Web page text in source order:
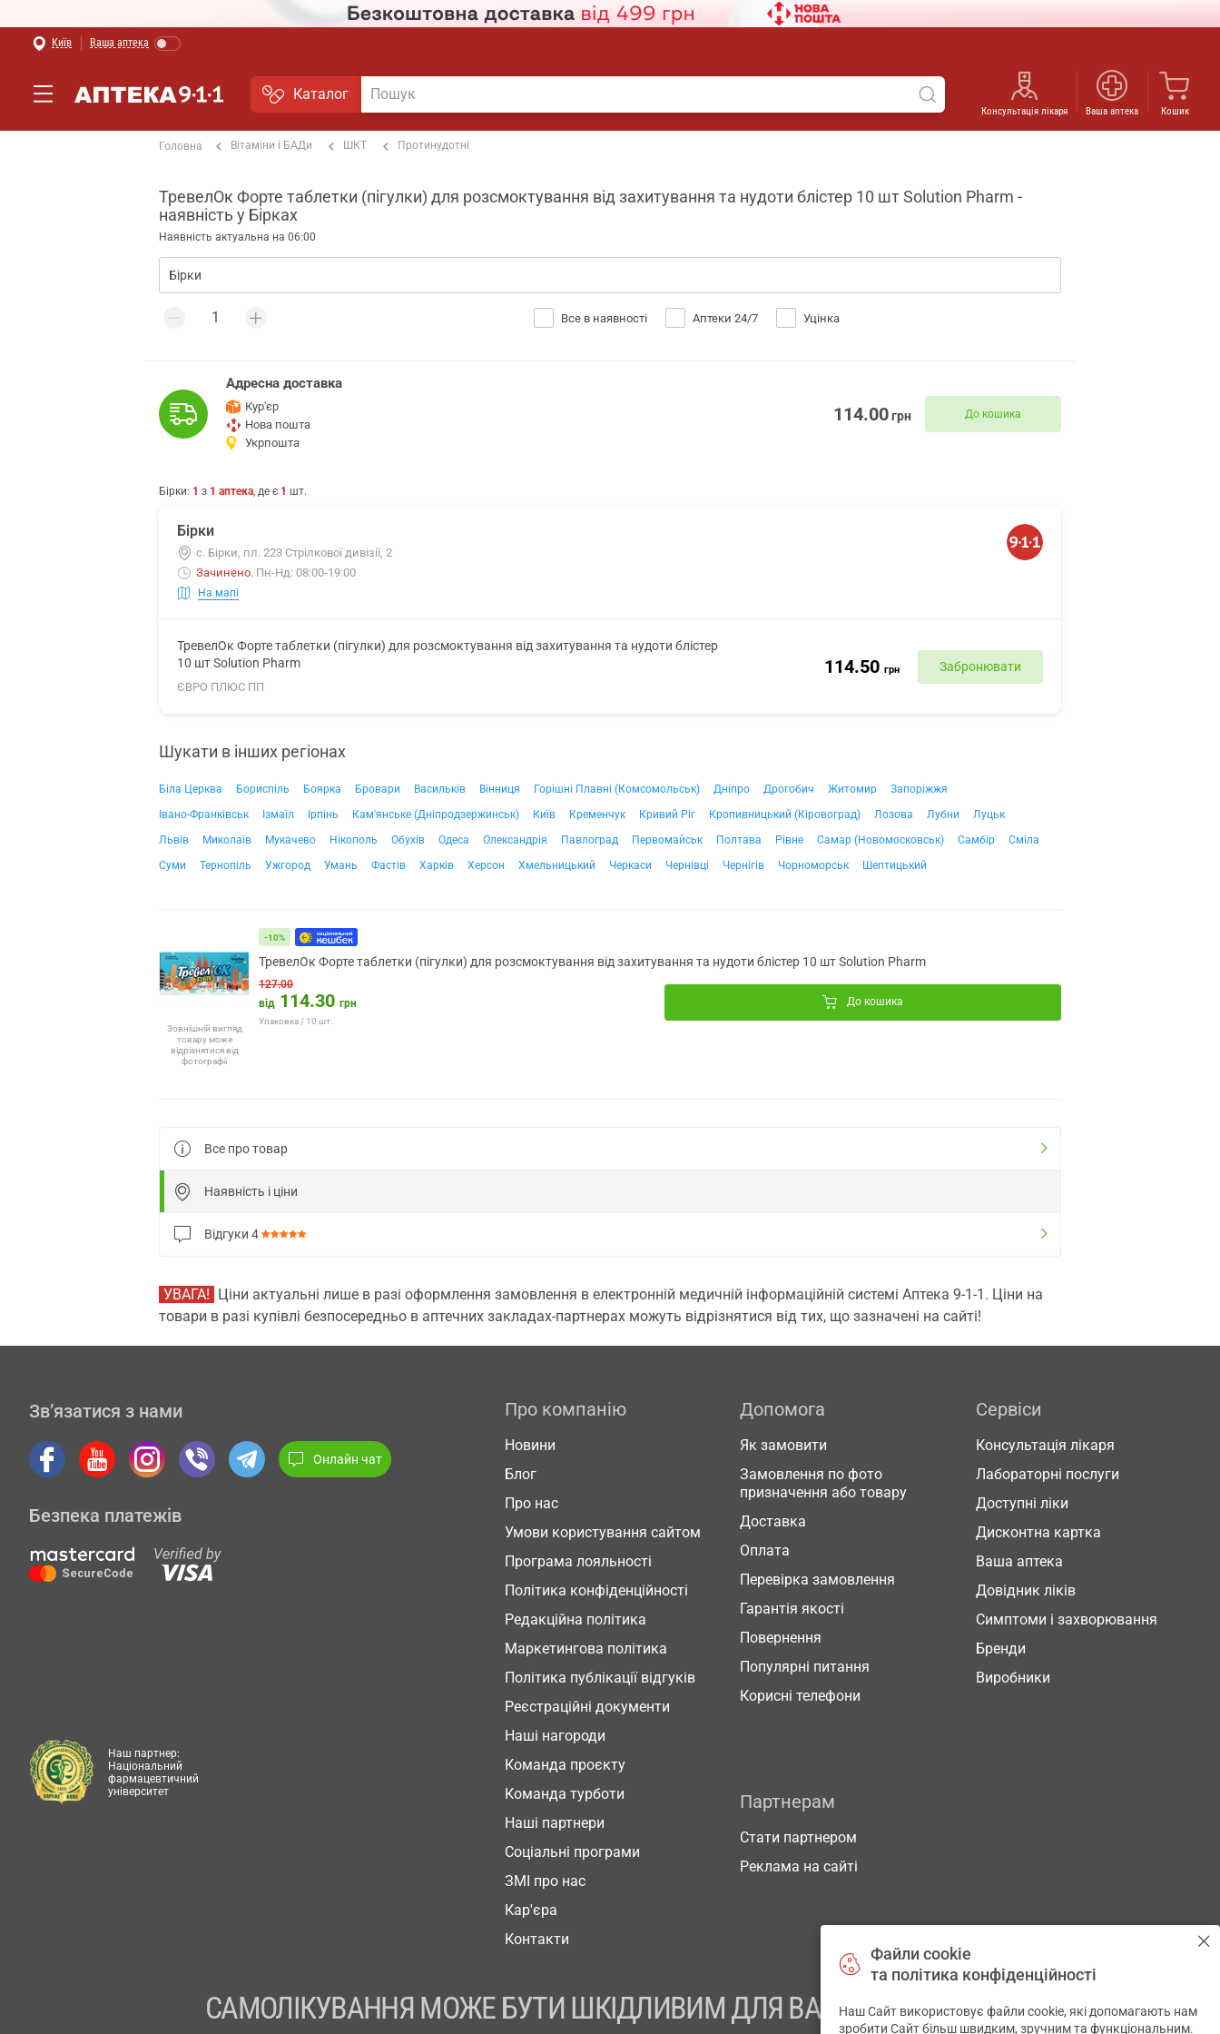
Київ Ваша аптека
Каталог
Консультація лікаря Ваша аптека Кошик
Головна Вітаміни і БАДи ШКТ Протинудотні
ТревелОк Форте таблетки (пігулки) для розсмоктування від захитування та нудоти блістер 10 шт Solution Pharm -
наявність у Бірках
Наявність актуальна на 06:00
Все в наявності Аптеки 24/7 Уцінка
Адресна доставка
Кур'єр
Нова пошта
Укрпошта
114.00грн До кошика
Бірки: 1 з 1 аптека, де є 1 шт.
Бірки
с. Бірки, пл. 223 Стрілкової дивізії, 2
Зачинено. Пн-Нд: 08:00-19:00
На мапі
ТревелОк Форте таблетки (пігулки) для розсмоктування від захитування та нудоти блістер
10 шт Solution Pharm
ЄВРО ПЛЮС ПП
114.50 грн Забронювати
Шукати в інших регіонах
Біла Церква Бориспіль Боярка Бровари Васильків Вінниця Горішні Плавні (Комсомольськ) Дніпро Дрогобич Житомир
Запоріжжя
Івано-Франківськ
Ізмаїл Ірпінь Кам'янське (Дніпродзержинськ) Київ Кременчук Кривий Ріг Кропивницький (Кіровоград) Лозова Лубни
Луцьк
Львів
Миколаїв Мукачево Нікополь Обухів Одеса Олександрія Павлоград Первомайськ Полтава Рівне Самар (Новомосковськ) Самбір
Сміла
Суми
Тернопіль Ужгород Умань Фастів Харків Херсон Хмельницький Черкаси Чернівці Чернігів Чорноморськ Шептицький
Зовнішній вигляд
товару може
відрізнятися від
фотографії
-10%
ТревелОк Форте таблетки (пігулки) для розсмоктування від захитування та нудоти блістер 10 шт Solution Pharm
127.00
від 114.30 грн
Упаковка / 10 шт.
До кошика
Все про товар
Наявність і ціни
Відгуки 4
УВАГА! Ціни актуальні лише в разі оформлення замовлення в електронній медичній інформаційній системі Аптека 9-1-1. Ціни на
товари в разі купівлі безпосередньо в аптечних закладах-партнерах можуть відрізнятися від тих, що зазначені на сайті!
Зв’язатися з нами
Онлайн чат
Безпека платежів
Про компанію
Новини
Блог
Про нас
Умови користування сайтом
Програма лояльності
Політика конфіденційності
Редакційна політика
Маркетингова політика
Політика публікації відгуків
Реєстраційні документи
Наші нагороди
Команда проєкту
Команда турботи
Наші партнери
Соціальні програми
ЗМІ про нас
Кар'єра
Контакти
Допомога
Як замовити
Замовлення по фото
призначення або товару
Доставка
Оплата
Перевірка замовлення
Гарантія якості
Повернення
Популярні питання
Корисні телефони
Сервіси
Консультація лікаря
Лабораторні послуги
Доступні ліки
Дисконтна картка
Ваша аптека
Довідник ліків
Симптоми і захворювання
Бренди
Виробники
Партнерам
Стати партнером
Реклама на сайті
Наш партнер:
Національний
фармацевтичний
університет
САМОЛІКУВАННЯ МОЖЕ БУТИ ШКІДЛИВИМ ДЛЯ ВАШОГО ЗДОРОВ’Я
Файли cookie
та політика конфіденційності
Наш Сайт використовує файли cookie, які допомагають нам
зробити Сайт більш швидким, зручним та функціональним.
✕